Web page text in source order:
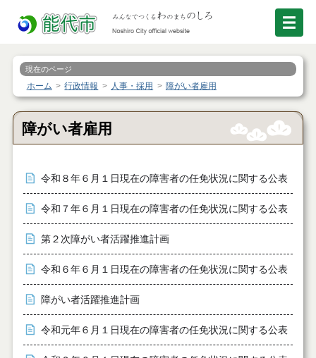
現在のページ
ホーム 行政情報 人事・採用 障がい者雇用
障がい者雇用
令和８年６月１日現在の障害者の任免状況に関する公表
令和７年６月１日現在の障害者の任免状況に関する公表
第２次障がい者活躍推進計画
令和６年６月１日現在の障害者の任免状況に関する公表
障がい者活躍推進計画
令和元年６月１日現在の障害者の任免状況に関する公表